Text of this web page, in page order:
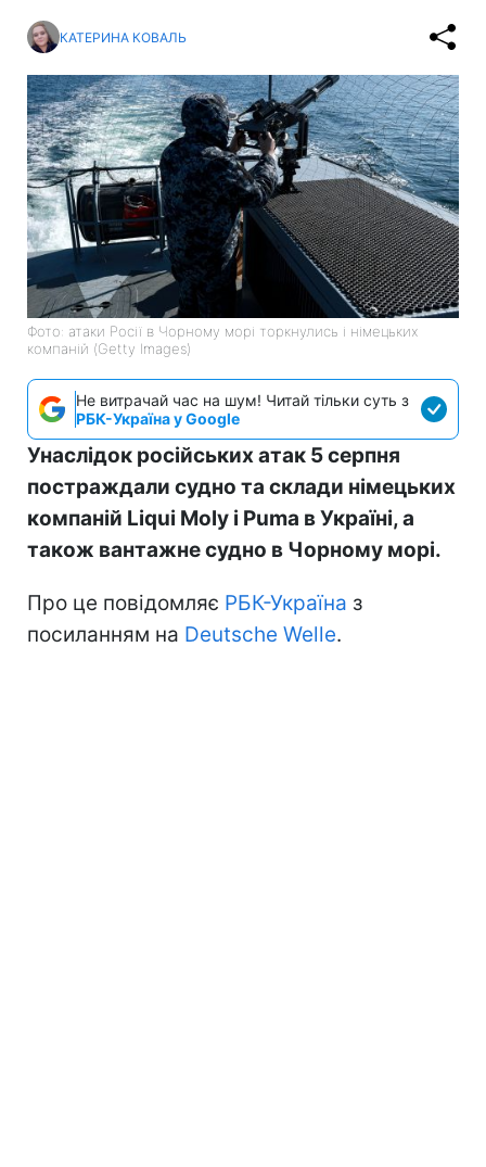
КАТЕРИНА КОВАЛЬ
Фото: атаки Росії в Чорному морі торкнулись і німецьких
компаній (Getty Images)
Не витрачай час на шум! Читай тільки суть з
РБК-Україна у Google
Унаслідок російських атак 5 серпня
постраждали судно та склади німецьких
компаній Liqui Moly і Puma в Україні, а
також вантажне судно в Чорному морі.
Про це повідомляє РБК-Україна з
посиланням на Deutsche Welle.